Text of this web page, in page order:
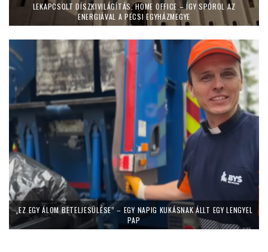
LEKAPCSOLT DÍSZKIVILÁGÍTÁS, HOME OFFICE – ÍGY SPÓROL AZ
ENERGIÁVAL A PÉCSI EGYHÁZMEGYE
„EZ EGY ÁLOM BETELJESÜLÉSE” – EGY NAPIG KUKÁSNAK ÁLLT EGY LENGYEL
PAP